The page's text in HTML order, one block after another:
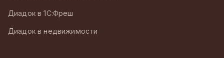
Диадок в 1С:Фреш
Диадок в недвижимости